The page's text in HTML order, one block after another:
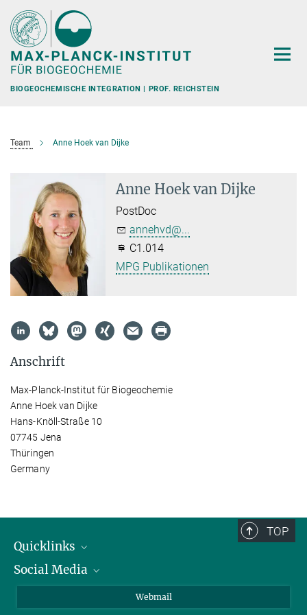
Hauptinhalt
BIOGEOCHEMISCHE INTEGRATION | PROF. REICHSTEIN
Team Anne Hoek van Dijke
Anne Hoek van Dijke
PostDoc
annehvd@...
C1.014
MPG Publikationen
Anschrift
Max-Planck-Institut für Biogeochemie
Anne Hoek van Dijke
Hans-Knöll-Straße 10
07745 Jena
Thüringen
Germany
TOP
Quicklinks
IMPRS Graduiertenschule
Social Media
Webmail